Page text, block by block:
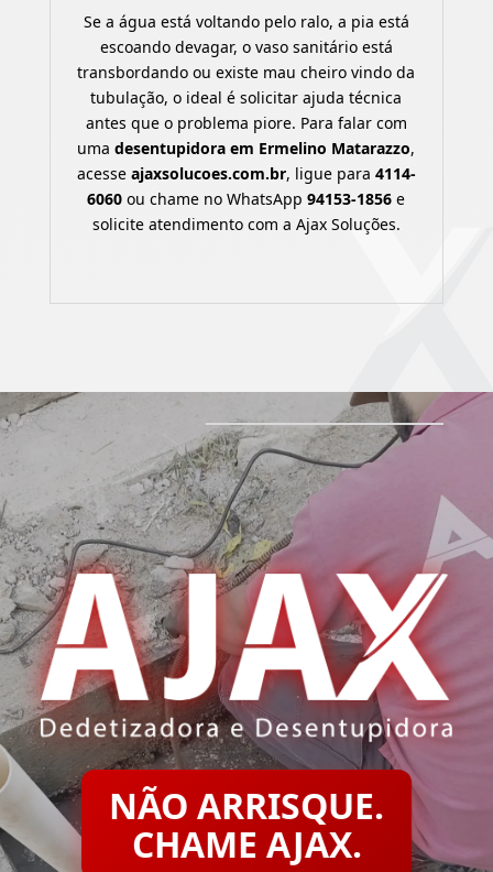
Se a água está voltando pelo ralo, a pia está
escoando devagar, o vaso sanitário está
transbordando ou existe mau cheiro vindo da
tubulação, o ideal é solicitar ajuda técnica
antes que o problema piore. Para falar com
umadesentupidora em Ermelino Matarazzo,
acesse ajaxsolucoes.com.br, ligue para 4114-
6060 ou chame no WhatsApp94153-1856 e
solicite atendimento com a Ajax Soluções.
NÃO ARRISQUE.
CHAME AJAX.